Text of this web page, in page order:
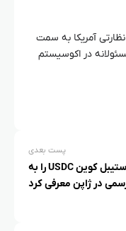
آمریکا به سمت
در اکوسیستم
پست بعدی
سرکل استیبل‌ کوین USDC را به‌
در ژاپن معرفی کرد